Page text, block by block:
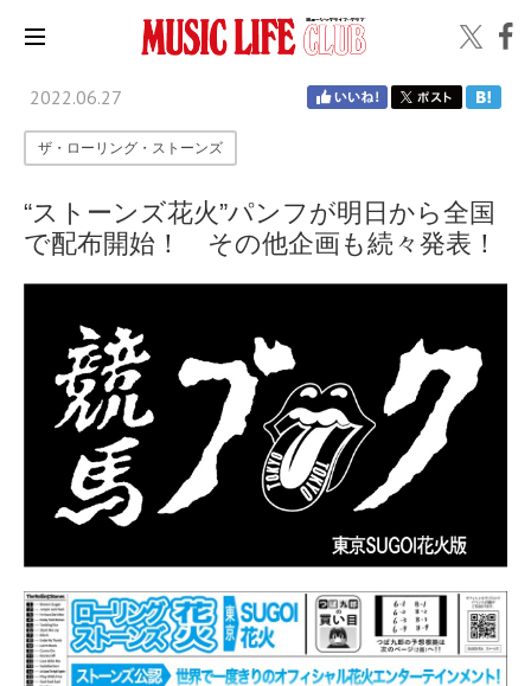
2022.06.27
ザ・ローリング・ストーンズ
“ストーンズ花火”パンフが明日から全国
で配布開始！ その他企画も続々発表！